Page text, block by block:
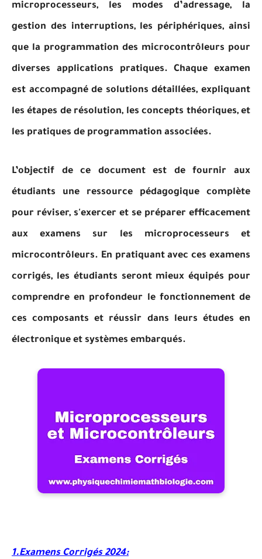
microprocesseurs, les modes d’adressage, la
gestion des interruptions, les périphériques, ainsi
que la programmation des microcontrôleurs pour
diverses applications pratiques. Chaque examen
est accompagné de solutions détaillées, expliquant
les étapes de résolution, les concepts théoriques, et
les pratiques de programmation associées.
L’objectif de ce document est de fournir aux
étudiants une ressource pédagogique complète
pour réviser, s'exercer et se préparer efficacement
aux examens sur les microprocesseurs et
microcontrôleurs. En pratiquant avec ces examens
corrigés, les étudiants seront mieux équipés pour
comprendre en profondeur le fonctionnement de
ces composants et réussir dans leurs études en
électronique et systèmes embarqués.
1.Examens Corrigés 2024: